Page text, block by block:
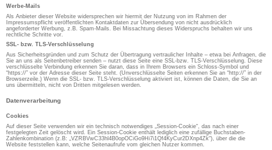
Werbe-Mails
Als Anbieter dieser Website widersprechen wir hiermit der Nutzung von im Rahmen der
Impressumspflicht veröffentlichten Kontaktdaten zur Übersendung von nicht ausdrücklich
angeforderter Werbung, z.B. Spam-Mails. Bei Missachtung dieses Widerspruchs behalten wir uns
rechtliche Schritte vor.
SSL- bzw. TLS-Verschlüsselung
Aus Sicherheitsgründen und zum Schutz der Übertragung vertraulicher Inhalte – etwa bei Anfragen, die
Sie an uns als Seitenbetreiber senden – nutzt diese Seite eine SSL-bzw. TLS-Verschlüsselung. Diese
verschlüsselte Verbindung erkennen Sie daran, dass in Ihrem Browsers ein Schloss-Symbol und
“https://” vor der Adresse dieser Seite steht. (Unverschlüsselte Seiten erkennen Sie an “http://” in der
Browserzeile.) Wenn die SSL- bzw. TLS-Verschlüsselung aktiviert ist, können die Daten, die Sie an
uns übermitteln, nicht von Dritten mitgelesen werden.
Datenverarbeitung
Cookies
Auf dieser Seite verwenden wir ein technisch notwendiges „Session-Cookie“, das nach einer
festgelegten Zeit gelöscht wird. Ein Session-Cookie enthält lediglich eine zufällige Buchstaben-
Zahlenkombination (z.B: „VZRBVwC33hl4B0opOCiGo9Hi7i1Qf4KyCur2DXnp4Zk“), über die die
Website feststellen kann, welche Seitenaufrufe vom gleichen Nutzer kommen.